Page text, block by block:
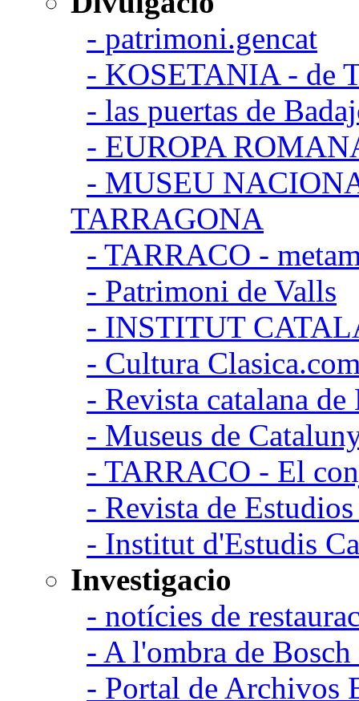
- patrimoni.gencat
- KOSETANIA - de
- las puertas de
- EUROPA
- MUSEU
TARRAGONA
- TARRACO -
- Patrimoni de Valls
- INSTITUT
- Cultura
- Revista catalana
- Museus de
- TARRACO - El
- Revista de
- Institut d'Estudis
Investigacio
- notícies de
- A l'ombra de
- Portal de Archivos